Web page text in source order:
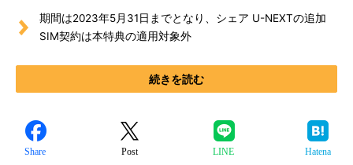
期間は2023年5月31日までとなり、シェア U-NEXTの追加
SIM契約は本特典の適用対象外
続きを読む
Share Post LINE Hatena